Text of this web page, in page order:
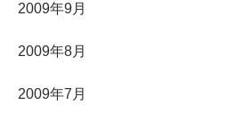
2009年9月
2009年8月
2009年7月